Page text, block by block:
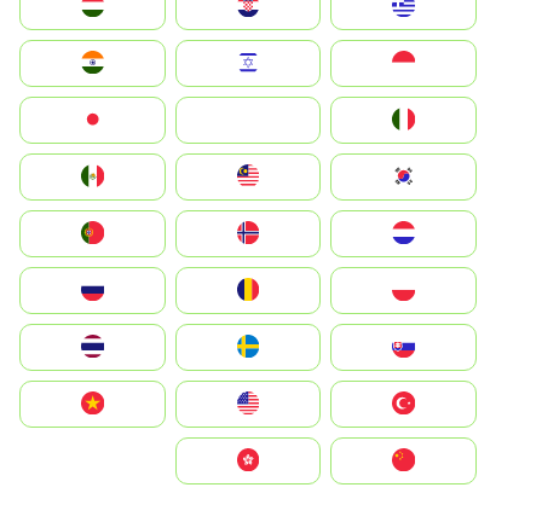
Hrvatska
Magyarország
Indonesia
South Korea
Nederland
Portugal
România
Slovensko
United States
Vietnam